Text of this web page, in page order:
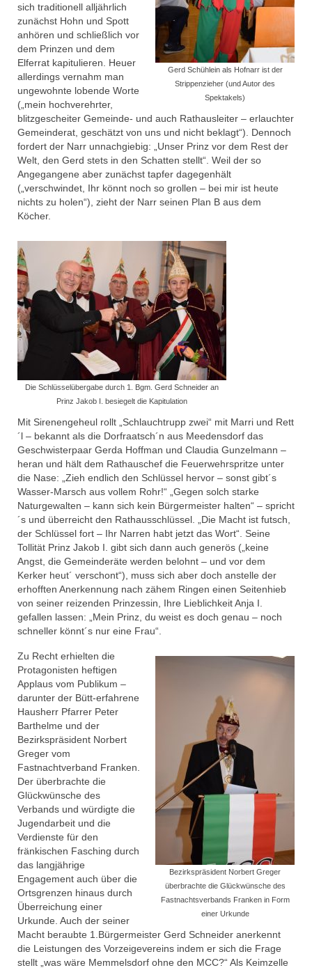
Männerballet
MCC Moms
Archiv
Veranstaltungen
MCC Gala 2026
Rathaussturm 2026
Faschingseröffnung 2025/2026
MCC Gala 2025
Faschingseröffnung 2024/2025
# Session 2023/2024
MCC Gala 2024
# Session 2022/2023
MCC Gala 2023
Rathaussturm 2023
Sturm auf Landratsamt 2022
Faschingseröffnung 2022/2023
# Session 2021/2022
MCC Sommerfest 2022
Faschingseröffnung 2021/2022
#Session 2020/2021
Memmelsdorf Helau! bei TV1 Franken
(2021)
# Session 2019/2020
MCC Gala 2020
Faschingseröffnung 2019/2020
# Session 2018/2019
MCC Gala 2019
Rathaussturm 2019 und 55 Jahre MCC
Jubiläum
Faschingseröffnung 2018/2019
# Session 2017/2018
OKR Sitzung vom 25.10.2018
Jahreshaupt­versammlung 2018
MCC Gala 2018
Gerd Schühlein als Hofnarr ist der
Strippenzieher (und Autor des
Spektakels)
sich traditionell alljährlich
zunächst Hohn und Spott
anhören und schließlich vor
dem Prinzen und dem
Elferrat kapitulieren. Heuer
allerdings vernahm man
ungewohnte lobende Worte
(„mein hochverehrter,
blitzgescheiter Gemeinde- und auch Rathausleiter – erlauchter
Gemeinderat, geschätzt von uns und nicht beklagt“). Dennoch
fordert der Narr unnachgiebig: „Unser Prinz vor dem Rest der
Welt, den Gerd stets in den Schatten stellt“. Weil der so
Angegangene aber zunächst tapfer dagegenhält
(„verschwindet, Ihr könnt noch so grollen – bei mir ist heute
nichts zu holen“), zieht der Narr seinen Plan B aus dem
Köcher.
Die Schlüsselübergabe durch 1. Bgm. Gerd Schneider an
Prinz Jakob I. besiegelt die Kapitulation
Mit Sirenengeheul rollt „Schlauchtrupp zwei“ mit Marri und Rett
´l – bekannt als die Dorfraatsch´n aus Meedensdorf das
Geschwisterpaar Gerda Hoffman und Claudia Gunzelmann –
heran und hält dem Rathauschef die Feuerwehrspritze unter
die Nase: „Zieh endlich den Schlüssel hervor – sonst gibt´s
Wasser-Marsch aus vollem Rohr!“ „Gegen solch starke
Naturgewalten – kann sich kein Bürgermeister halten“ – spricht
´s und überreicht den Rathausschlüssel. „Die Macht ist futsch,
der Schlüssel fort – Ihr Narren habt jetzt das Wort“. Seine
Tollität Prinz Jakob I. gibt sich dann auch generös („keine
Angst, die Gemeinderäte werden belohnt – und vor dem
Kerker heut´ verschont“), muss sich aber doch anstelle der
erhofften Anerkennung nach zähem Ringen einen Seitenhieb
von seiner reizenden Prinzessin, Ihre Lieblichkeit Anja I.
gefallen lassen: „Mein Prinz, du weist es doch genau – noch
schneller könnt´s nur eine Frau“.
Bezirkspräsident Norbert Greger
überbrachte die Glückwünsche des
Fastnachtsverbands Franken in Form
einer Urkunde
Zu Recht erhielten die
Protagonisten heftigen
Applaus vom Publikum –
darunter der Bütt-erfahrene
Hausherr Pfarrer Peter
Barthelme und der
Bezirkspräsident Norbert
Greger vom
Fastnachtverband Franken.
Der überbrachte die
Glückwünsche des
Verbands und würdigte die
Jugendarbeit und die
Verdienste für den
fränkischen Fasching durch
das langjährige
Engagement auch über die
Ortsgrenzen hinaus durch
Überreichung einer
Urkunde. Auch der seiner
Macht beraubte 1.Bürgermeister Gerd Schneider anerkennt
die Leistungen des Vorzeigevereins indem er sich die Frage
stellt „was wäre Memmelsdorf ohne den MCC?“ Als Keimzelle